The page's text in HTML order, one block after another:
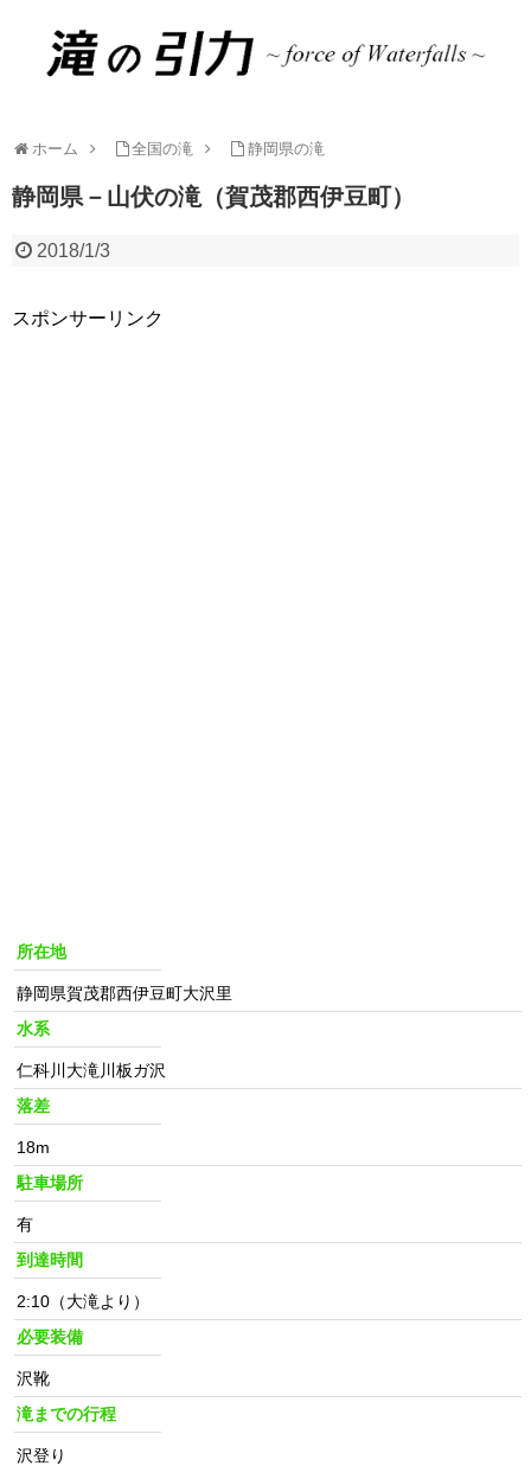
ホーム 全国の滝 静岡県の滝
静岡県－山伏の滝（賀茂郡西伊豆町）
2018/1/3
スポンサーリンク
所在地
静岡県賀茂郡西伊豆町大沢里
水系
仁科川大滝川板ガ沢
落差
18m
駐車場所
有
到達時間
2:10（大滝より）
必要装備
沢靴
滝までの行程
沢登り